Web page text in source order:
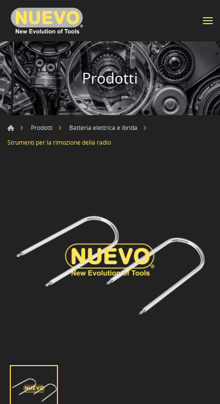
Prodotti
Prodotti
Batteria elettrica e ibrida
Strumenti per la rimozione della radio